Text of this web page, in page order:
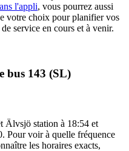
l'appli, vous pourrez aussi
votre choix pour planifier vos
service en cours et à venir.
bus 143 (SL)
Älvsjö station à 18:54 et
Pour voir à quelle fréquence
les horaires exacts,